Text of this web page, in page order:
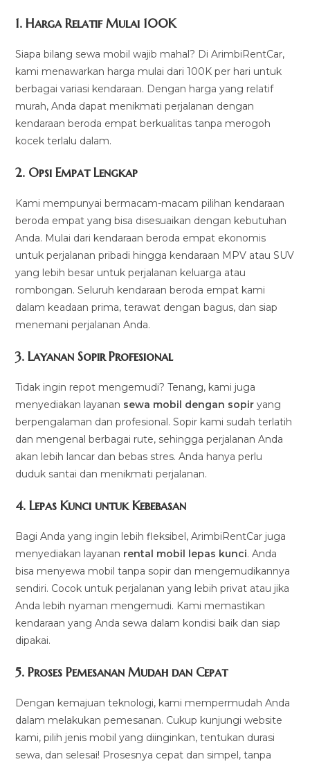
1.Harga Relatif Mulai 100K
Siapa bilang sewa mobil wajib mahal? Di ArimbiRentCar,
kami menawarkan harga mulai dari 100K per hari untuk
berbagai variasi kendaraan. Dengan harga yang relatif
murah, Anda dapat menikmati perjalanan dengan
kendaraan beroda empat berkualitas tanpa merogoh
kocek terlalu dalam.
2. Opsi Empat Lengkap
Kami mempunyai bermacam-macam pilihan kendaraan
beroda empat yang bisa disesuaikan dengan kebutuhan
Anda. Mulai dari kendaraan beroda empat ekonomis
untuk perjalanan pribadi hingga kendaraan MPV atau SUV
yang lebih besar untuk perjalanan keluarga atau
rombongan. Seluruh kendaraan beroda empat kami
dalam keadaan prima, terawat dengan bagus, dan siap
menemani perjalanan Anda.
3.Layanan Sopir Profesional
Tidak ingin repot mengemudi? Tenang, kami juga
menyediakan layanan sewa mobil dengan sopir yang
berpengalaman dan profesional. Sopir kami sudah terlatih
dan mengenal berbagai rute, sehingga perjalanan Anda
akan lebih lancar dan bebas stres. Anda hanya perlu
duduk santai dan menikmati perjalanan.
4.Lepas Kunci untuk Kebebasan
Bagi Anda yang ingin lebih fleksibel, ArimbiRentCar juga
menyediakan layanan rental mobil lepas kunci. Anda
bisa menyewa mobil tanpa sopir dan mengemudikannya
sendiri. Cocok untuk perjalanan yang lebih privat atau jika
Anda lebih nyaman mengemudi. Kami memastikan
kendaraan yang Anda sewa dalam kondisi baik dan siap
dipakai.
5.Proses Pemesanan Mudah dan Cepat
Dengan kemajuan teknologi, kami mempermudah Anda
dalam melakukan pemesanan. Cukup kunjungi website
kami, pilih jenis mobil yang diinginkan, tentukan durasi
sewa, dan selesai! Prosesnya cepat dan simpel, tanpa